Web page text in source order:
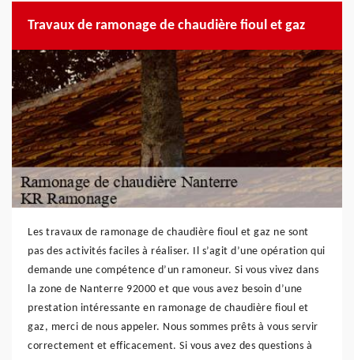
Travaux de ramonage de chaudière fioul et gaz
Les travaux de ramonage de chaudière fioul et gaz ne sont
pas des activités faciles à réaliser. Il s’agit d’une opération qui
demande une compétence d’un ramoneur. Si vous vivez dans
la zone de Nanterre 92000 et que vous avez besoin d’une
prestation intéressante en ramonage de chaudière fioul et
gaz, merci de nous appeler. Nous sommes prêts à vous servir
correctement et efficacement. Si vous avez des questions à